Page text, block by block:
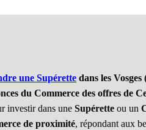
une Supérette dans les Vosges
du Commerce des offres de
investir dans une Supérette ou un
de proximité, répondant aux